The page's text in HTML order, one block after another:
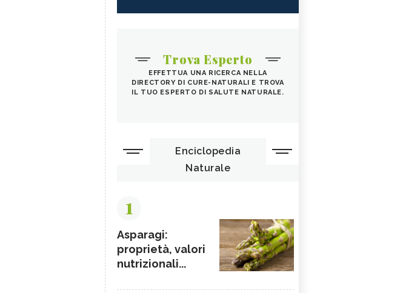
Trova Esperto
EFFETTUA UNA RICERCA NELLA
DIRECTORY DI CURE-NATURALI E TROVA
IL TUO ESPERTO DI SALUTE NATURALE.
Enciclopedia
Naturale
1
Asparagi:
proprietà, valori
nutrizionali...